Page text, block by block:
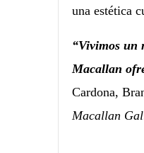
una estética
“Vivimos un
Macallan
Cardona,
Macallan